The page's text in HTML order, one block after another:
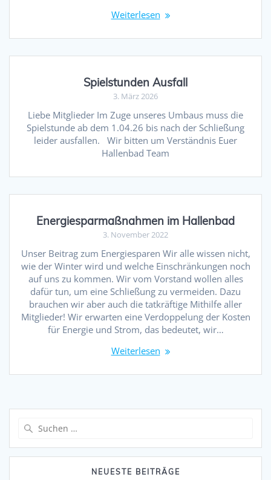
Weiterlesen
Spielstunden Ausfall
3. März 2026
Liebe Mitglieder Im Zuge unseres Umbaus muss die
Spielstunde ab dem 1.04.26 bis nach der Schließung
leider ausfallen. Wir bitten um Verständnis Euer
Hallenbad Team
Energiesparmaßnahmen im Hallenbad
3. November 2022
Unser Beitrag zum Energiesparen Wir alle wissen nicht,
wie der Winter wird und welche Einschränkungen noch
auf uns zu kommen. Wir vom Vorstand wollen alles
dafür tun, um eine Schließung zu vermeiden. Dazu
brauchen wir aber auch die tatkräftige Mithilfe aller
Mitglieder! Wir erwarten eine Verdoppelung der Kosten
für Energie und Strom, das bedeutet, wir…
Weiterlesen
NEUESTE BEITRÄGE